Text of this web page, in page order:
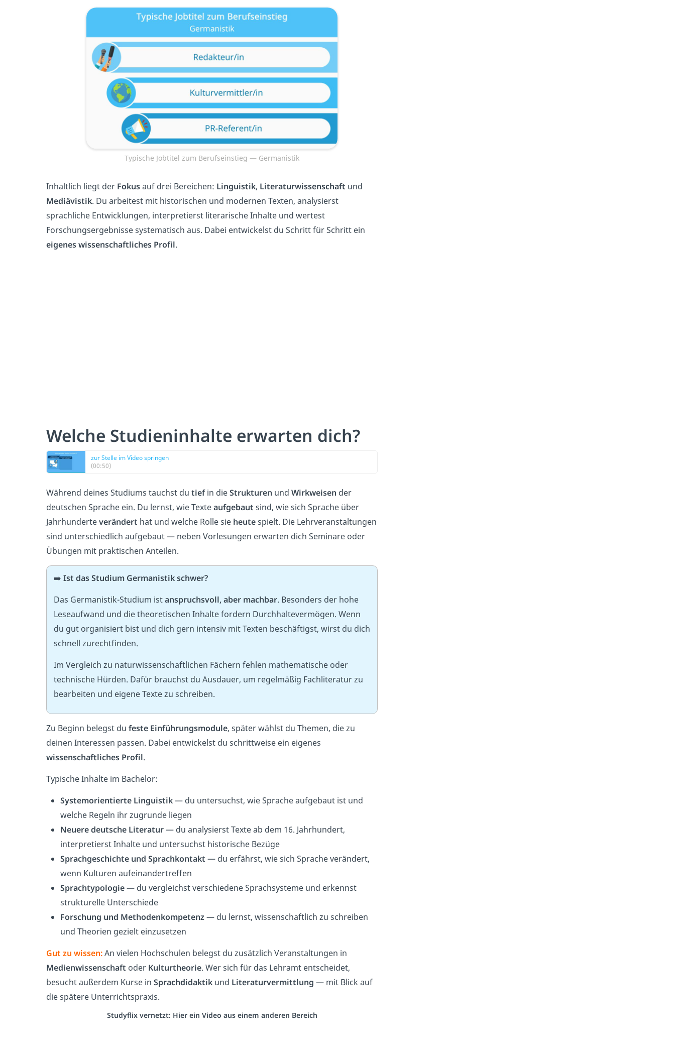
Typische Jobtitel zum Berufseinstieg — Germanistik
Inhaltlich liegt der Fokusauf drei Bereichen: Linguistik, Literaturwissenschaft und
Mediävistik. Du arbeitest mit historischen und modernen Texten, analysierst
sprachliche Entwicklungen, interpretierst literarische Inhalte und wertest
Forschungsergebnisse systematisch aus. Dabei entwickelst du Schritt für Schritt ein
eigeneswissenschaftliches Profil.
Welche Studieninhalte erwarten dich?
zur Stelle im Video springen
(00:50)
Während deines Studiums tauchst du tiefin dieStrukturen und Wirkweisen der
deutschen Sprache ein. Du lernst, wie Texteaufgebaut sind, wie sich Sprache über
Jahrhunderteverändert hat und welche Rolle sie heutespielt. Die Lehrveranstaltungen
sind unterschiedlich aufgebaut — neben Vorlesungen erwarten dich Seminare oder
Übungen mit praktischen Anteilen.
➡️ Ist das Studium Germanistik schwer?
Das Germanistik-Studium istanspruchsvoll, aber machbar. Besonders der hohe
Leseaufwand und die theoretischen Inhalte fordern Durchhaltevermögen. Wenn
du gut organisiert bist und dich gern intensiv mit Texten beschäftigst, wirst du dich
schnell zurechtfinden.
Im Vergleich zu naturwissenschaftlichen Fächern fehlen mathematische oder
technische Hürden. Dafür brauchst du Ausdauer, um regelmäßig Fachliteratur zu
bearbeiten und eigene Texte zu schreiben.
Zu Beginn belegst du feste Einführungsmodule, später wählst du Themen, die zu
deinen Interessen passen. Dabei entwickelst du schrittweise ein eigenes
wissenschaftliches Profil.
Typische Inhalte im Bachelor:
Systemorientierte Linguistik— du untersuchst, wie Sprache aufgebaut ist und
welche Regeln ihr zugrunde liegen
Neuere deutsche Literatur— du analysierst Texte ab dem 16. Jahrhundert,
interpretierst Inhalte und untersuchst historische Bezüge
Sprachgeschichte und Sprachkontakt — du erfährst, wie sich Sprache verändert,
wenn Kulturen aufeinandertreffen
Sprachtypologie— du vergleichst verschiedene Sprachsysteme und erkennst
strukturelle Unterschiede
Forschung und Methodenkompetenz— du lernst, wissenschaftlich zu schreiben
und Theorien gezielt einzusetzen
Gut zu wissen:An vielen Hochschulen belegst du zusätzlich Veranstaltungen in
Medienwissenschaft oder Kulturtheorie. Wer sich für das Lehramt entscheidet,
besucht außerdem Kurse in Sprachdidaktik und Literaturvermittlung — mit Blick auf
die spätere Unterrichtspraxis.
Studyflix vernetzt: Hier ein Video aus einem anderen Bereich